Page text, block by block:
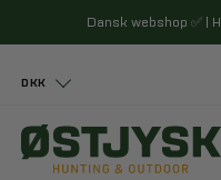
Dansk webshop ✅ |
DKK